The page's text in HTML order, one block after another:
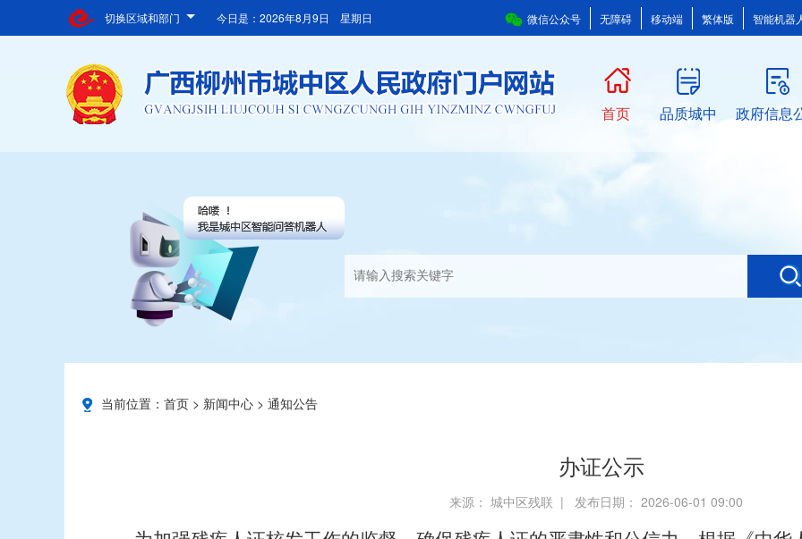
切换区域和部门 微信公众号 无障碍 移动端 繁体版 智能机器
今日是： 2026年8月9日 星期日
首页 品质城中 政府信息
当前位置： 首页 > 新闻中心 > 通知公告
办证公示
来源： 城中区残联 | 发布日期： 2026-06-01 09:00